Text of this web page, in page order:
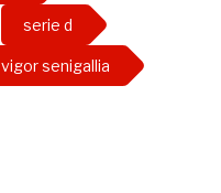
serie d
vigor senigallia